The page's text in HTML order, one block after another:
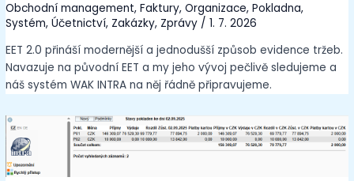
Obchodní management,Faktury,Organizace,Pokladna,
Systém,Účetnictví, Zakázky, Zprávy /1. 7. 2026
EET 2.0 přináší modernější a jednodušší způsob evidence tržeb.
Navazuje na původní EET a my jeho vývoj pečlivě sledujeme a
náš systém WAK INTRA na něj řádně připravujeme.